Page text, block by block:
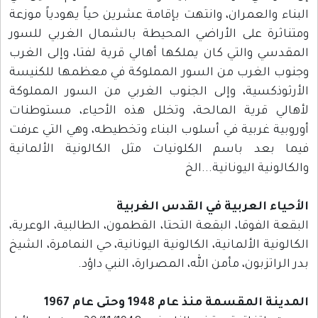
البناء والعمران، وانتهت بإقامة عشرين حياً يهودياً موزعة
ومتناثرة على الأراضي المحيطة بالشمال الغربي للسور
المقدسي والتي كان يملكها أهالي قرية لفتا، وإلى الغرب
وجنوب الغرب من السور المملوكة في معظمها للكنيسة
الأرثوذكسية، وإلى الجنوب الغربي من السور المملوكة
لأهالي قرية المالحة، وتخلل هذه الأحياء، مستوطنات
أوروبية غربية في أسلوب البناء وتخطيطه، وهي التي عرفت
فيما بعد باسم الكلونيات مثل الكالونية الألمانية
والكالونية اليونانية...الخ
الأحياء العربية في القدس الغربية
البقعة الفوقا، البقعة التحتا، القطمون، الطالبية، الوعرية،
الكالونية الألمانية، الكالونية اليونانية، حي النمامرة، الشيخ
بدر الراتزبون، مأمن الله، المصرارة، النبي داؤد.
المدينة المقسمة منذ عام 1948 وحتى عام 1967